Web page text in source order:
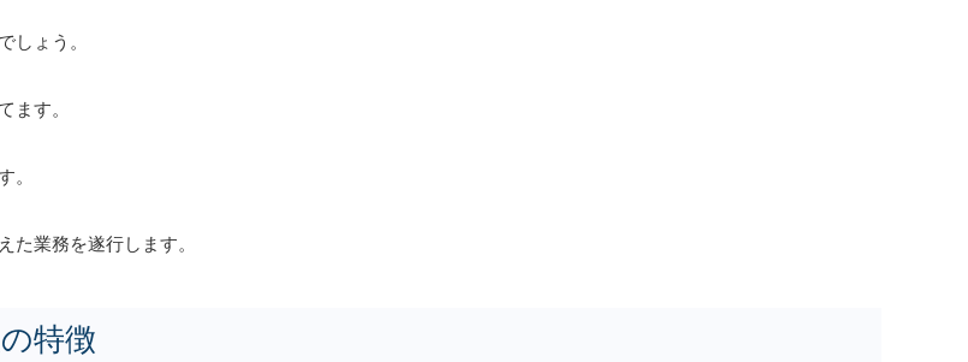
ょう。
す。
業務を遂行します。
特徴